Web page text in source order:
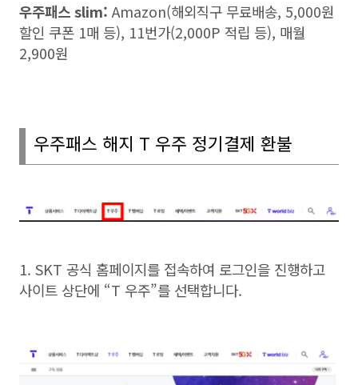
우주패스slim: Amazon(해외직구 무료배송, 5,000원
할인 쿠폰 1매 등), 11번가(2,000P 적립 등), 매월
2,900원
우주패스 해지 T 우주 정기결제 환불
1. SKT 공식 홈페이지를 접속하여 로그인을 진행하고
사이트 상단에 “T 우주”를 선택합니다.